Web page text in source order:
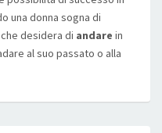
una donna sogna di
desidera di andare in
al suo passato o alla